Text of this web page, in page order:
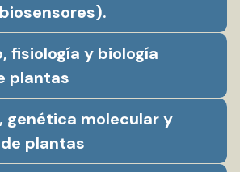
fisiología y biología
plantas
genética molecular y
plantas